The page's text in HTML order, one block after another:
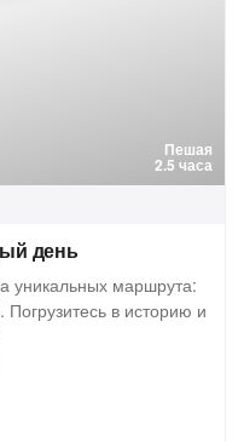
Пешая
2.5 часа
день
уникальных маршрута:
в историю и